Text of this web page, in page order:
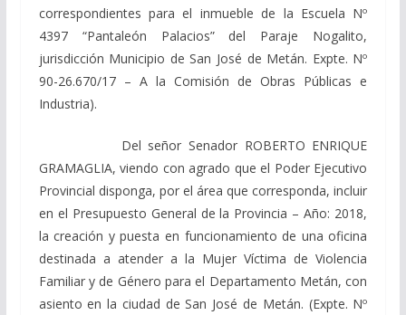
correspondientes para el inmueble de la Escuela Nº
4397 “Pantaleón Palacios” del Paraje Nogalito,
jurisdicción Municipio de San José de Metán. Expte. Nº
90-26.670/17 – A la Comisión de Obras Públicas e
Industria).
Del señor Senador ROBERTO ENRIQUE
GRAMAGLIA, viendo con agrado que el Poder Ejecutivo
Provincial disponga, por el área que corresponda, incluir
en el Presupuesto General de la Provincia – Año: 2018,
la creación y puesta en funcionamiento de una oficina
destinada a atender a la Mujer Víctima de Violencia
Familiar y de Género para el Departamento Metán, con
asiento en la ciudad de San José de Metán. (Expte. Nº